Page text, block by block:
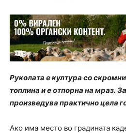
Руколата е култура со
топлина и е отпорна на мраз.
произведува практично цела
Ако има место во градината